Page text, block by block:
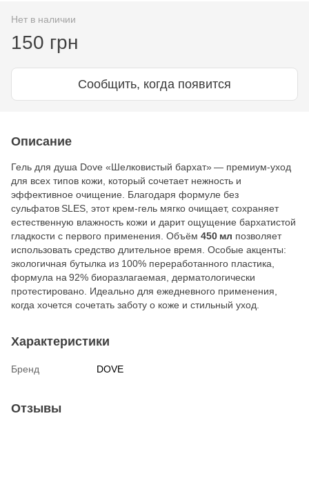
Нет в наличии
150 грн
Сообщить, когда появится
Описание
Гель для душа Dove «Шелковистый бархат» — премиум‑уход
для всех типов кожи, который сочетает нежность и
эффективное очищение. Благодаря формуле без
сульфатов SLES, этот крем‑гель мягко очищает, сохраняет
естественную влажность кожи и дарит ощущение бархатистой
гладкости с первого применения. Объём 450 мл позволяет
использовать средство длительное время. Особые акценты:
экологичная бутылка из 100% переработанного пластика,
формула на 92% биоразлагаемая, дерматологически
протестировано. Идеально для ежедневного применения,
когда хочется сочетать заботу о коже и стильный уход.
Характеристики
Бренд DOVE
Отзывы